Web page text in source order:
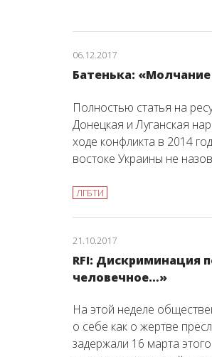
06.12.2017
Батенька:
Полностью статья на
Донецкая и Луганская
ходе конфликта в 2014
востоке Украины не
ЛГБТИ
21.10.2017
RFI: Дискриминация
человечное…»
На этой неделе
о себе как о жертве
задержали 16 марта